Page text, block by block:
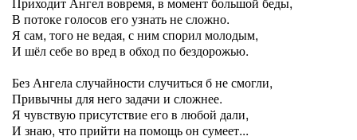
В потоке голосов его узнать не сложно.
Я сам, того не ведая, с ним спорил молодым,
И шёл себе во вред в обход по бездорожью.
Без Ангела случайности случиться б не смогли,
Привычны для него задачи и сложнее.
Я чувствую присутствие его в любой дали,
И знаю, что прийти на помощь он сумеет...